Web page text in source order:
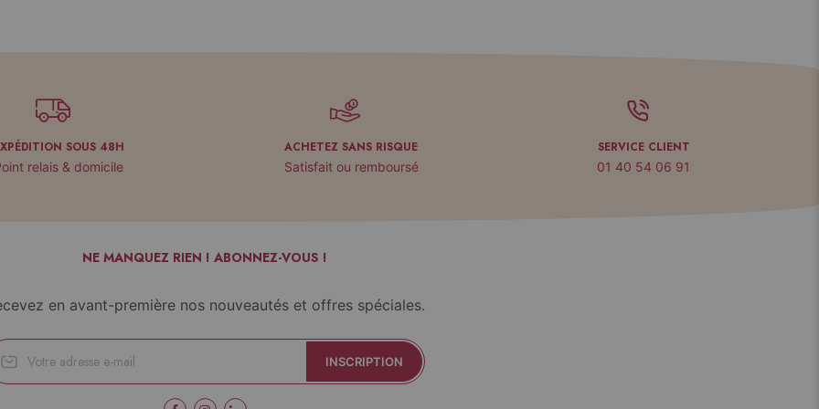
SOUS 48H
relais & domicile
ACHETEZ SANS RISQUE
Satisfait ou remboursé
SERVICE CLIENT
01 40 54 06 91
NE MANQUEZ RIEN ! ABONNEZ-VOUS !
en avant-première nos nouveautés et offres spéciales.
INSCRIPTION